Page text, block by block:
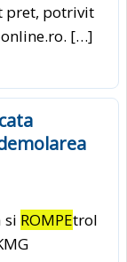
pret, potrivit
[…]
si ROMPEtrol